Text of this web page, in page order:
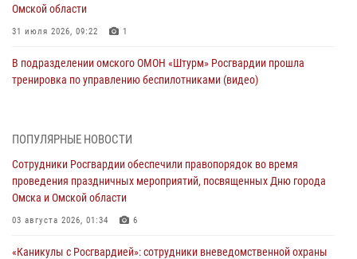
Омской области
31 июля 2026, 09:22 1
В подразделении омского ОМОН «Штурм» Росгвардии прошла
тренировка по управлению беспилотниками (видео)
Росгвардия обеспечила безопасность уникального передвижного
29 июля 2026, 01:49
Росгвардейцы приняли участие в крестном ходе в День крещения
Руси в Омске
ПОПУЛЯРНЫЕ НОВОСТИ
Сотрудники Росгвардии обеспечили правопорядок во время
проведения праздничных мероприятий, посвященных Дню города
Омска и Омской области
03 августа 2026, 01:34 6
«Каникулы с Росгвардией»: сотрудники вневедомственной охраны